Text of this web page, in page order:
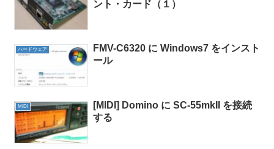
ント・カード（１）
ハードウェア
FMV-C6320 に Windows7 をインスト
ール
MIDI
[MIDI] Domino に SC-55mkII を接続
する